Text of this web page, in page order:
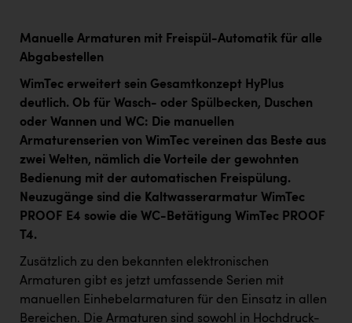
Manuelle Armaturen mit Freispül-Automatik für alle
Abgabestellen
WimTec erweitert sein Gesamtkonzept HyPlus
deutlich. Ob für Wasch- oder Spülbecken, Duschen
oder Wannen und WC: Die manuellen
Armaturenserien von WimTec vereinen das Beste aus
zwei Welten, nämlich die Vorteile der gewohnten
Bedienung mit der automatischen Freispülung.
Neuzugänge sind die Kaltwasserarmatur WimTec
PROOF E4 sowie die WC-Betätigung WimTec PROOF
T4.
Zusätzlich zu den bekannten elektronischen
Armaturen gibt es jetzt umfassende Serien mit
manuellen Einhebelarmaturen für den Einsatz in allen
Bereichen. Die Armaturen sind sowohl in Hochdruck-